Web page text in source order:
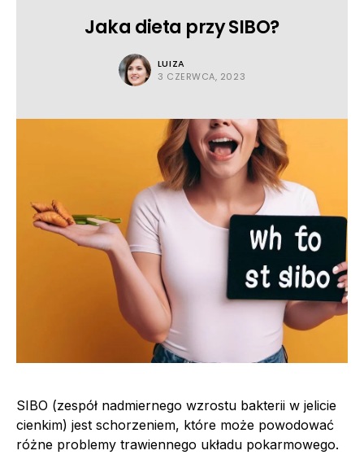
Jaka dieta przy SIBO?
LUIZA
3 CZERWCA, 2023
SIBO (zespół nadmiernego wzrostu bakterii w jelicie
cienkim) jest schorzeniem, które może powodować
różne problemy trawiennego układu pokarmowego.